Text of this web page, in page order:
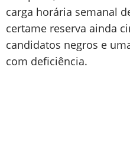
carga horária semanal
certame reserva ainda
candidatos negros e
com deficiência.